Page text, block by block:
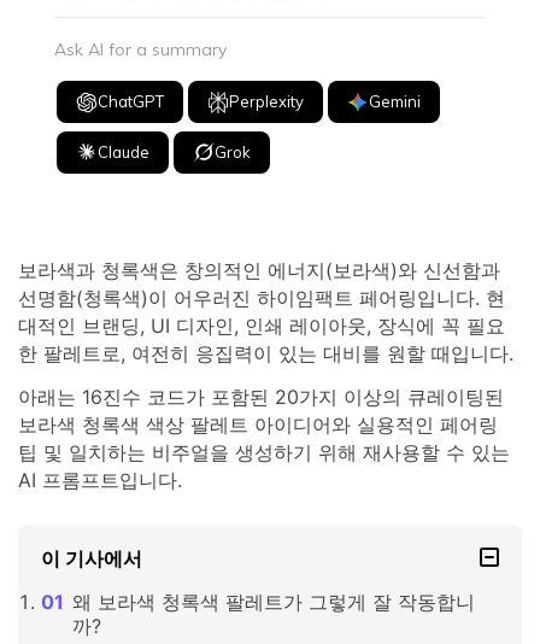
Ask AI for a summary
ChatGPT Perplexity Gemini
Claude Grok
보라색과 청록색은 창의적인 에너지(보라색)와 신선함과
선명함(청록색)이 어우러진 하이임팩트 페어링입니다. 현
대적인 브랜딩, UI 디자인, 인쇄 레이아웃, 장식에 꼭 필요
한 팔레트로, 여전히 응집력이 있는 대비를 원할 때입니다.
아래는 16진수 코드가 포함된 20가지 이상의 큐레이팅된
보라색 청록색 색상 팔레트 아이디어와 실용적인 페어링
팁 및 일치하는 비주얼을 생성하기 위해 재사용할 수 있는
AI 프롬프트입니다.
이 기사에서
왜 보라색 청록색 팔레트가 그렇게 잘 작동합니
까?